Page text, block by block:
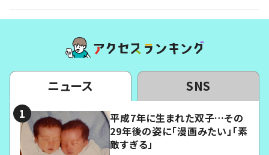
ニュース SNS
平成7年に生まれた双子…その
29年後の姿に「漫画みたい」「素
敵すぎる」